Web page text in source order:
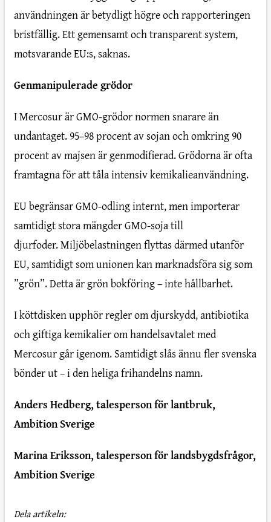
användningen är betydligt högre och rapporteringen
bristfällig. Ett gemensamt och transparent system,
motsvarande EU:s, saknas.
Genmanipulerade grödor
I Mercosur är GMO-grödor normen snarare än
undantaget. 95–98 procent av sojan och omkring 90
procent av majsen är genmodifierad. Grödorna är ofta
framtagna för att tåla intensiv kemikalieanvändning.
EU begränsar GMO-odling internt, men importerar
samtidigt stora mängder GMO-soja till
djurfoder. Miljöbelastningen flyttas därmed utanför
EU, samtidigt som unionen kan marknadsföra sig som
”grön”. Detta är grön bokföring – inte hållbarhet.
I köttdisken upphör regler om djurskydd, antibiotika
och giftiga kemikalier om handelsavtalet med
Mercosur går igenom. Samtidigt slås ännu fler svenska
bönder ut – i den heliga frihandelns namn.
Anders Hedberg, talesperson för lantbruk,
Ambition Sverige
Marina Eriksson, talesperson för landsbygdsfrågor,
Ambition Sverige
Dela artikeln: